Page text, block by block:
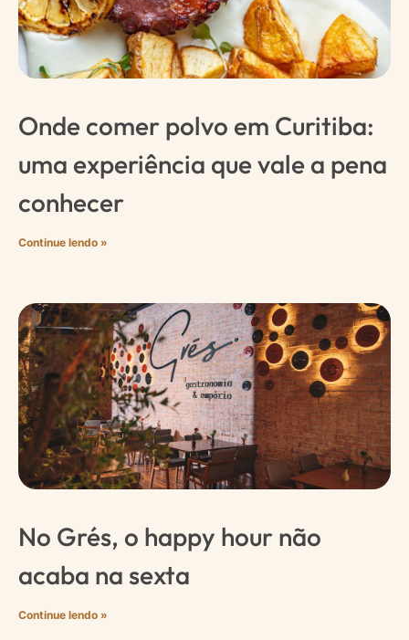
Onde comer polvo em Curitiba:
uma experiência que vale a pena
conhecer
Continue lendo »
No Grés, o happy hour não
acaba na sexta
Continue lendo »